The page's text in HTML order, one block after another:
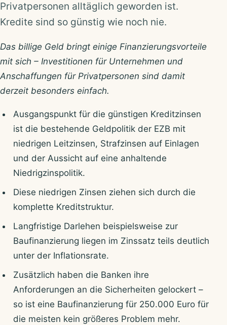
Privatpersonen alltäglich geworden ist.
Kredite sind so günstig wie noch nie.
Das billige Geld bringt einige Finanzierungsvorteile
mit sich – Investitionen für Unternehmen und
Anschaffungen für Privatpersonen sind damit
derzeit besonders einfach.
Ausgangspunkt für die günstigen Kreditzinsen
ist die bestehende Geldpolitik der EZB mit
niedrigen Leitzinsen, Strafzinsen auf Einlagen
und der Aussicht auf eine anhaltende
Niedrigzinspolitik.
Diese niedrigen Zinsen ziehen sich durch die
komplette Kreditstruktur.
Langfristige Darlehen beispielsweise zur
Baufinanzierung liegen im Zinssatz teils deutlich
unter der Inflationsrate.
Zusätzlich haben die Banken ihre
Anforderungen an die Sicherheiten gelockert –
so ist eine Baufinanzierung für 250.000 Euro für
die meisten kein größeres Problem mehr.